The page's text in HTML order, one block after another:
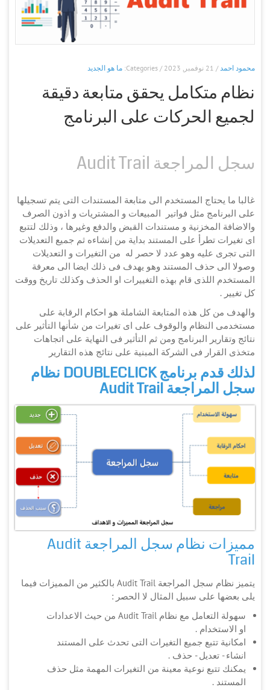
محمود احمد/ 21 نوفمبر, 2023 / Categories: ما هو الجديد
نظام متكامل يحقق متابعة دقيقة
لجميع الحركات على البرنامج
سجل المراجعة Audit Trail
غالبا ما يحتاج المستخدم الى متابعة المستندات التى يتم تسجيلها
على البرنامج مثل فواتير المبيعات و المشتريات و اذون الصرف
والاضافة المخزنية و مستندات القبض والدفع وغيرها ، وذلك لتتبع
اى تغيرات تطرأ على المستند بداية من إنشاءه ثم جميع التعديلات
التى تجرى عليه وهو عدد لا حصر له من التغيرات و التعديلات
وصولا الى حذف المستند وهو يهدف فى ذلك ايضا الى معرفة
المستخدم اللذى قام بهذه التغييرات او الحذف وكذلك تاريخ ووقت
كل تغيير .
والهدف من كل هذه المتابعة الشاملة هو احكام الرقابة على
مستخدمى النظام والوقوف على اى تغيرات من شأنها التأثير على
نتائج وتقارير البرنامج ومن ثم التأثير فى النهاية على اتجاهات
متخذى القرار فى الشركة المبنية على نتائج هذه التقارير
لذلك قدم برنامج DOUBLECLICK نظام
سجل المراجعة Audit Trail
مميزات نظام سجل المراجعة Audit
Trail
يتميز نظام سجل المراجعة Audit Trail بالكثير من المميزات فيما
يلى بعضها على سبيل المثال لا الحصر :
سهولة التعامل مع نظام Audit Trail من حيث الاعدادات
او الاستخدام .
امكانية تتبع جميع التغيرات التى تحدث على المستند
انشاء - تعديل - حذف .
يمكنك تتبع نوعية معينة من التغيرات المهمة مثل حذف
المستند .